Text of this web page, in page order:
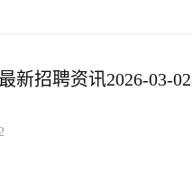
新招聘资讯2026-03-02